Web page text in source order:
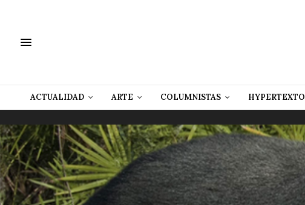
ACTUALIDAD ARTE COLUMNISTAS HYPERTEXTO